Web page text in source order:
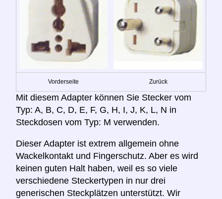
Vorderseite Zurück
Mit diesem Adapter können Sie Stecker vom
Typ: A, B, C, D, E, F, G, H, I, J, K, L, N in
Steckdosen vom Typ: M verwenden.
Dieser Adapter ist extrem allgemein ohne
Wackelkontakt und Fingerschutz. Aber es wird
keinen guten Halt haben, weil es so viele
verschiedene Steckertypen in nur drei
generischen Steckplätzen unterstützt. Wir